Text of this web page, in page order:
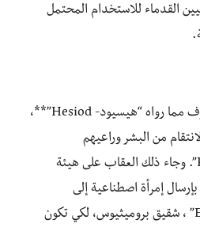
القدماء للاستخدام المحتمل
في أسطورة باندورا، كما نعرف مما رواه “هيسيود- Hesiod”**،
من البشر وراعيهم
“برومثيوس- Prometheus”. وجاء ذلك العقاب على هيئة
إمرأة اصطناعية إلى
“إبيميثيوس- Epimetheus” ، شقيق بروميثيوس، لكي تكون